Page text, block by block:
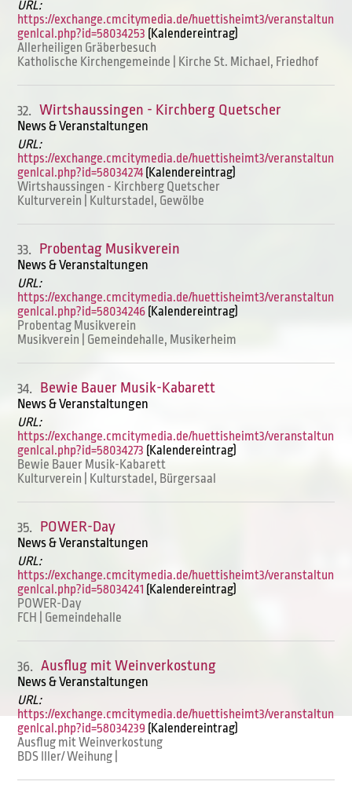
URL:
https://exchange.cmcitymedia.de/huettisheimt3/veranstaltun
genIcal.php?id=58034253 (Kalendereintrag)
Allerheiligen Gräberbesuch
Katholische Kirchengemeinde | Kirche St. Michael, Friedhof
32. Wirtshaussingen - Kirchberg Quetscher
News & Veranstaltungen
URL:
https://exchange.cmcitymedia.de/huettisheimt3/veranstaltun
genIcal.php?id=58034274 (Kalendereintrag)
Wirtshaussingen - Kirchberg Quetscher
Kulturverein | Kulturstadel, Gewölbe
33. Probentag Musikverein
News & Veranstaltungen
URL:
https://exchange.cmcitymedia.de/huettisheimt3/veranstaltun
genIcal.php?id=58034246 (Kalendereintrag)
Probentag Musikverein
Musikverein | Gemeindehalle, Musikerheim
34. Bewie Bauer Musik-Kabarett
News & Veranstaltungen
URL:
https://exchange.cmcitymedia.de/huettisheimt3/veranstaltun
genIcal.php?id=58034273 (Kalendereintrag)
Bewie Bauer Musik-Kabarett
Kulturverein | Kulturstadel, Bürgersaal
35. POWER-Day
News & Veranstaltungen
URL:
https://exchange.cmcitymedia.de/huettisheimt3/veranstaltun
genIcal.php?id=58034241 (Kalendereintrag)
POWER-Day
FCH | Gemeindehalle
36. Ausflug mit Weinverkostung
News & Veranstaltungen
URL:
https://exchange.cmcitymedia.de/huettisheimt3/veranstaltun
genIcal.php?id=58034239 (Kalendereintrag)
Ausflug mit Weinverkostung
BDS Iller/ Weihung |